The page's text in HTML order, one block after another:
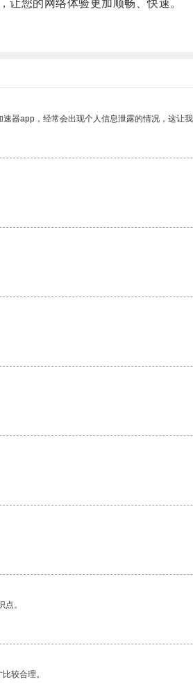
您的网络体验更加顺畅、快速。
器app，经常会出现个人信息泄露的情况，这让我
。
较合理。